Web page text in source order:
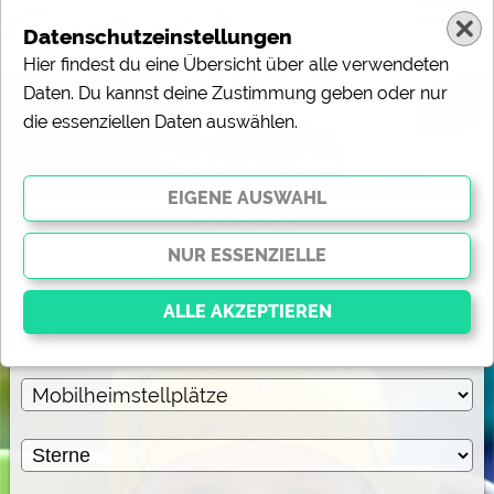
Allgemein
Datenschutzeinstellungen
Hier findest du eine Übersicht über alle verwendeten
Daten. Du kannst deine Zustimmung geben oder nur
die essenziellen Daten auswählen.
Essenziell
Funktionen und sind für die einwandfreie Funktion der
Website dringend erforderlich. Ohne diese Cookies